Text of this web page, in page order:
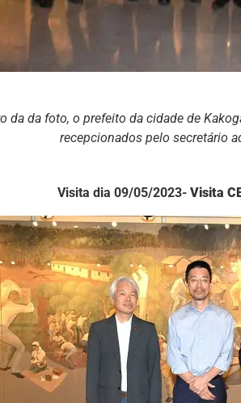
da da foto, o prefeito da cidade de
recepcionados pelo secretário
Visita dia 09/05/2023- Visita